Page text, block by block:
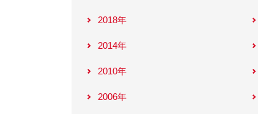
2018年
2014年
2010年
2006年